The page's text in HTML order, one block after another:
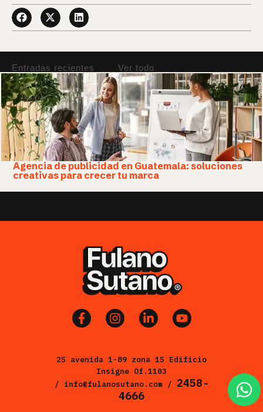
Entradas recientes Ver todo
Agencia de publicidad en Guatemala: soluciones
creativas para crecer tu marca
25 avenida 1-89 zona 15 Edificio
Insigne Of.1103
/ info@fulanosutano.com / 2458-
4666